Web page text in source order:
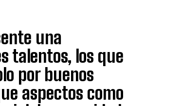
una
talentos, los que
por buenos
aspectos como